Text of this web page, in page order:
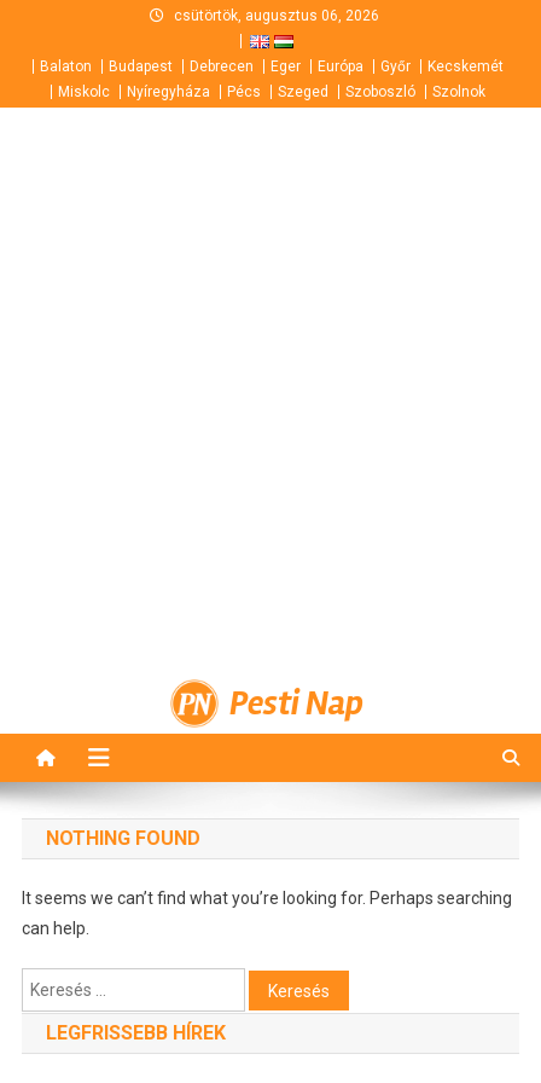
content
csütörtök, augusztus 06, 2026
Balaton Budapest Debrecen Eger Európa Győr
Kecskemét
Miskolc
Nyíregyháza Pécs Szeged Szoboszló Szolnok
Pesti Nap
NOTHING FOUND
It seems we can’t find what you’re looking for. Perhaps searching
can help.
Keresés:
LEGFRISSEBB HÍREK